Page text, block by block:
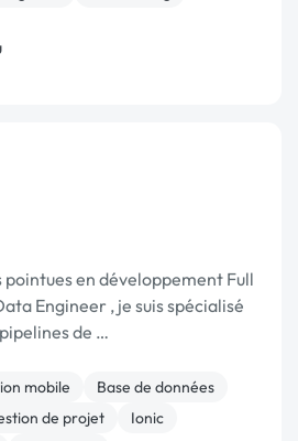
en développement Full
Engineer , je suis spécialisé
de …
mobile
Base de données
de projet
Ionic